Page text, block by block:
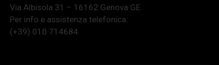
Via Albisola 31 – 16162 Genova GE
Per info e assistenza telefonica:
(+39) 010 714684